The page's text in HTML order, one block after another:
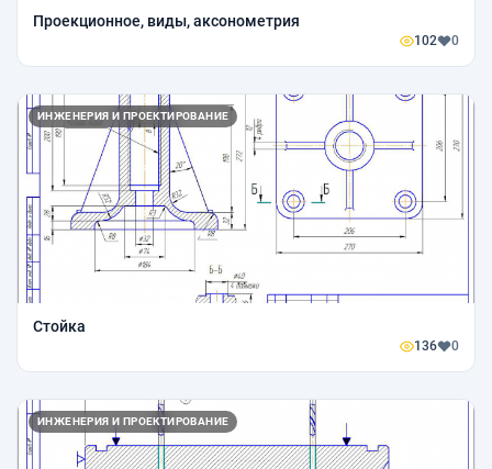
Проекционное, виды, аксонометрия
102 0
ИНЖЕНЕРИЯ И ПРОЕКТИРОВАНИЕ
Стойка
136 0
ИНЖЕНЕРИЯ И ПРОЕКТИРОВАНИЕ